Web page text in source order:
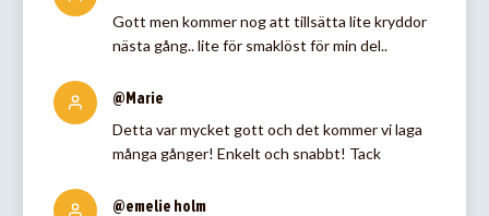
Gott men kommer nog att tillsätta lite kryddor
nästa gång.. lite för smaklöst för min del..
@Marie
Detta var mycket gott och det kommer vi laga
många gånger! Enkelt och snabbt! Tack
@emelie holm